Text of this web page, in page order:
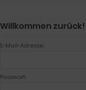
Willkommen zurück!
E-Mail-Adresse:
Passwort: